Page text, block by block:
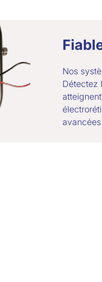
Nos
Détectez